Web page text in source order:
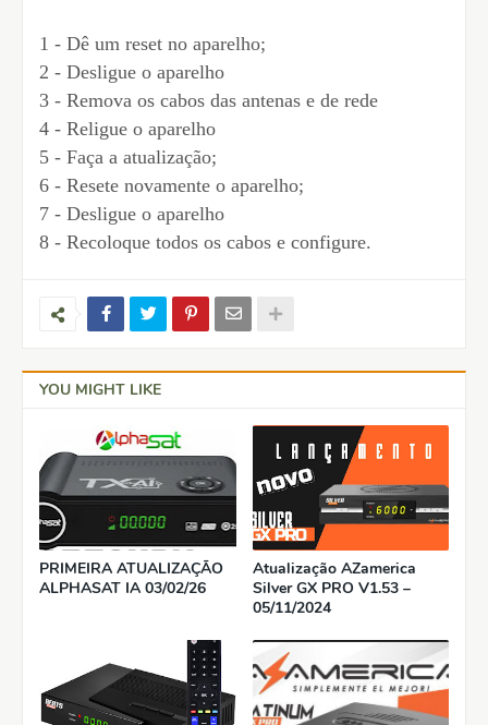
1 - Dê um reset no aparelho;
2 - Desligue o aparelho
3 - Remova os cabos das antenas e de rede
4 - Religue o aparelho
5 - Faça a atualização;
6 - Resete novamente o aparelho;
7 - Desligue o aparelho
8 - Recoloque todos os cabos e configure.
YOU MIGHT LIKE
PRIMEIRA ATUALIZAÇÃO
ALPHASAT IA 03/02/26
Atualização AZamerica
Silver GX PRO V1.53 –
05/11/2024